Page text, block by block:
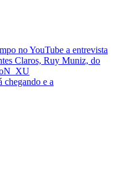
chegando e a